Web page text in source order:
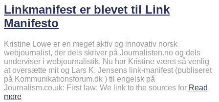
Linkmanifest er blevet til Link
Manifesto
Kristine Lowe er en meget aktiv og innovativ norsk
webjournalist, der dels skriver på Journalisten.no og dels
underviser i webjournalistik. Nu har Kristine været så venlig
at oversætte mit og Lars K. Jensens link-manifest (publiseret
på Kommunikationsforum.dk ) til engelsk på
Journalism.co.uk: First law: We link to the sources for Read
more